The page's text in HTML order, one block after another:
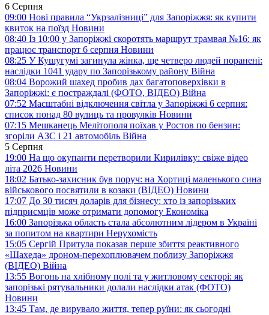
6 Серпня
09:00 Нові правила “Укрзалізниці” для Запоріжжя: як купити
квиток на поїзд Новини
08:40 Із 10:00 у Запоріжжі скоротять маршрут трамвая №16: як
працює транспорт 6 серпня Новини
08:25 У Кушугумі загинула жінка, ще четверо людей поранені:
наслідки 1041 удару по Запорізькому району Війна
08:04 Ворожий шахед пробив дах багатоповерхівки в
Запоріжжі: є постраждалі (ФОТО, ВІДЕО) Війна
07:52 Масштабні відключення світла у Запоріжжі 6 серпня:
список понад 80 вулиць та провулків Новини
07:15 Мешканець Мелітополя поїхав у Ростов по бензин:
згоріли АЗС і 21 автомобіль Війна
5 Серпня
19:00 На що окупанти перетворили Кирилівку: свіже відео
літа 2026 Новини
18:02 Батько-захисник був поруч: на Хортиці маленького сина
військового посвятили в козаки (ВІДЕО) Новини
17:07 До 30 тисяч доларів для бізнесу: хто із запорізьких
підприємців може отримати допомогу Економіка
16:00 Запорізька область стала абсолютним лідером в Україні
за попитом на квартири Нерухомість
15:05 Сергій Притула показав перше збиття реактивного
«Шахеда» дроном-перехоплювачем поблизу Запоріжжя
(ВІДЕО) Війна
13:55 Вогонь на хлібному полі та у житловому секторі: як
запорізькі рятувальники долали наслідки атак (ФОТО)
Новини
13:45 Там, де вирувало життя, тепер руїни: як сьогодні